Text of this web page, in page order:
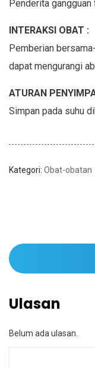
Penderita gangguan
INTERAKSI OBAT :
Pemberian
dapat mengurangi
ATURAN
Simpan pada suhu
Kategori: Obat-obatan
Ulasan
Belum ada ulasan.